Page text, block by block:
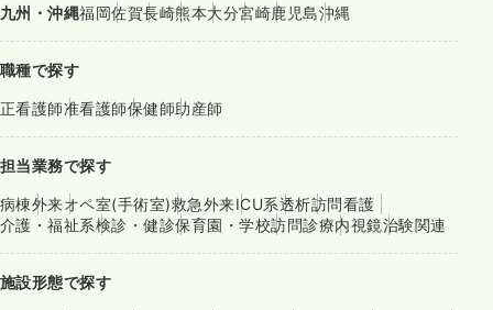
九州・沖縄福岡佐賀長崎熊本大分宮崎鹿児島沖縄
職種で探す
正看護師准看護師保健師助産師
担当業務で探す
病棟外来オペ室(手術室)救急外来ICU系透析訪問看護
介護・福祉系検診・健診保育園・学校訪問診療内視鏡治験関連
施設形態で探す